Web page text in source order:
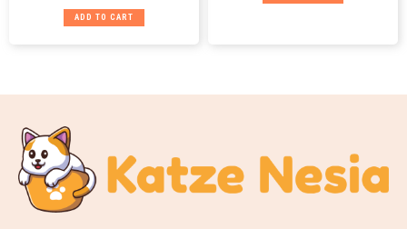
ADD TO CART